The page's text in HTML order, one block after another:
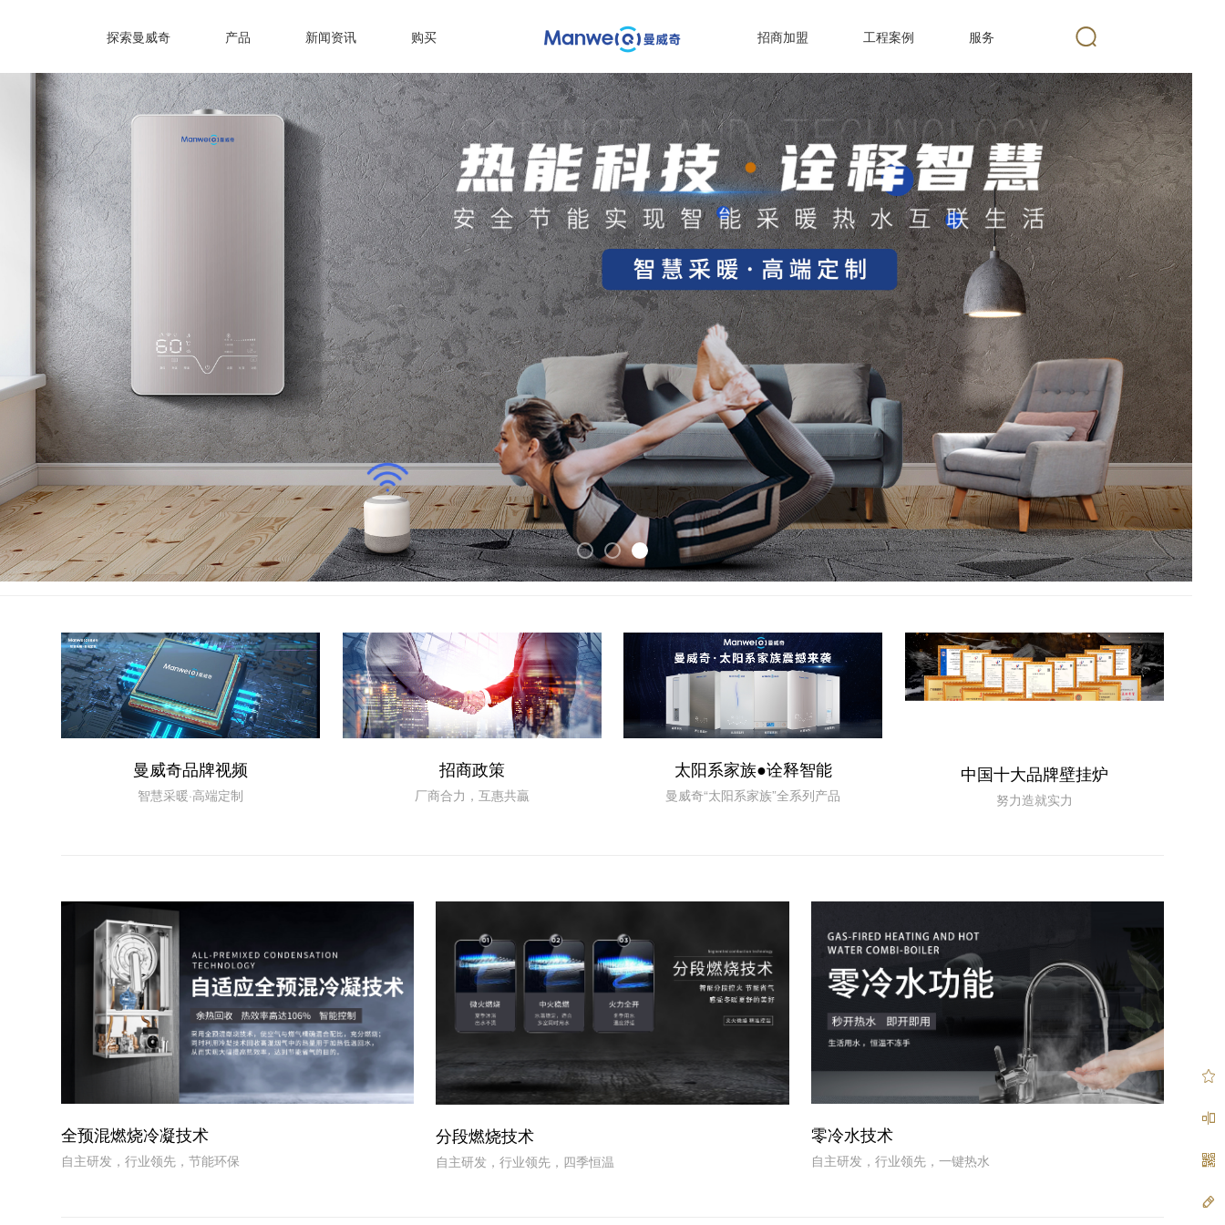
探索曼威奇 产品 新闻资讯 购买 招商加盟 工程案例 服务
曼威奇品牌视频
智慧采暖·高端定制
招商政策
厂商合力，互惠共贏
太阳系家族●诠释智能
曼威奇“太阳系家族”全系列产品
中国十大品牌壁挂炉
努力造就实力
全预混燃烧冷凝技术
自主研发，行业领先，节能环保
分段燃烧技术
自主研发，行业领先，四季恒温
零冷水技术
自主研发，行业领先，一键热水